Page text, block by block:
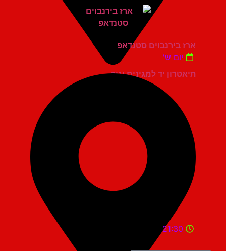
תיאטרון יד למגינים יגור
ארז בירנבוים סטנדאפ
יום ש'
21:30